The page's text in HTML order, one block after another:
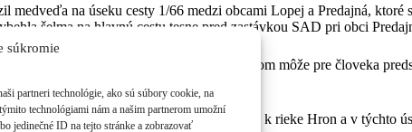
súkromie
partneri technológie, ako sú súbory cookie, na
technológiami nám a našim partnerom umožní
jedinečné ID na tejto stránke a zobrazovať
na úseku cesty 1/66 medzi obcami Lopej a Predajná, ktoré
šelma na hlavnú cestu tesne pred zastávkou SAD pri obci
poľovníci. Stret so zraneným medveďom môže pre človeka
vegetáciou.
koridorom zveri, ktorá tadiaľ prechádza k rieke Hron a v týchto